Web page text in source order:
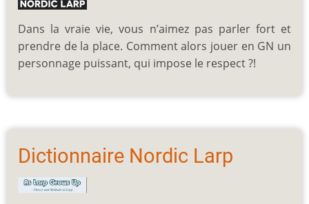
Dans la vraie vie, vous n’aimez pas parler fort et
prendre de la place. Comment alors jouer en GN un
personnage puissant, qui impose le respect ?!
Dictionnaire Nordic Larp